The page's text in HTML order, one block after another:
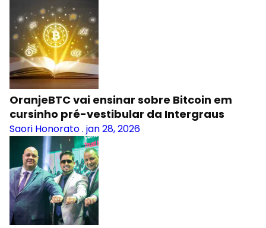
OranjeBTC vai ensinar sobre Bitcoin em
cursinho pré-vestibular da Intergraus
Saori Honorato. jan 28, 2026